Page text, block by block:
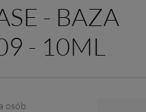
- BAZA
- 10ML
osób